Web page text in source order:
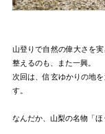
山登りで自然の偉大さを
整えるのも、また一興。
次回は、信玄ゆかりの地
す。
なんだか、山梨の名物「ほ